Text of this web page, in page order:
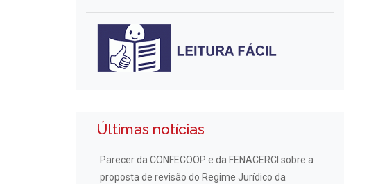
Últimas notícias
Parecer da CONFECOOP e da FENACERCI sobre a
proposta de revisão do Regime Jurídico da